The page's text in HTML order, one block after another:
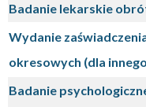
Badanie lekarskie
Wydanie
okresowych (dla
Badanie